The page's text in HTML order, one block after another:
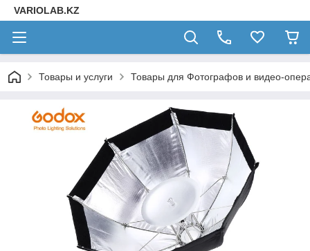
VARIOLAB.KZ
Товары и услуги Товары для Фотографов и видео-